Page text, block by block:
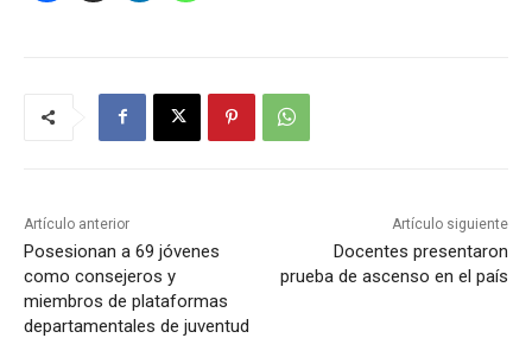
Artículo anterior
Posesionan a 69 jóvenes
como consejeros y
miembros de plataformas
departamentales de juventud
Artículo siguiente
Docentes presentaron
prueba de ascenso en el país